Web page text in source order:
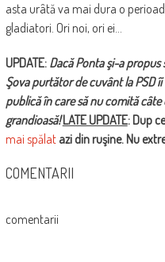
asta urâtă va mai dura o
gladiatori. Ori noi, ori ei…
UPDATE: Dacă Ponta şi-a propus
Şova purtător de cuvânt la PSD
publică în care să nu comită
grandioasă!LATE UPDATE: Dup
mai spălatazi din ruşine. Nu
COMENTARII
comentarii